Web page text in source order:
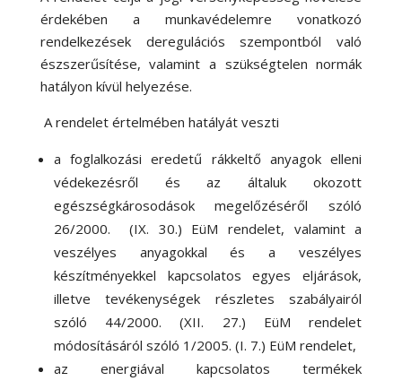
érdekében a munkavédelemre vonatkozó
rendelkezések deregulációs szempontból való
észszerűsítése, valamint a szükségtelen normák
hatályon kívül helyezése.
A rendelet értelmében hatályát veszti
a foglalkozási eredetű rákkeltő anyagok elleni
védekezésről és az általuk okozott
egészségkárosodások megelőzéséről szóló
26/2000. (IX. 30.) EüM rendelet, valamint a
veszélyes anyagokkal és a veszélyes
készítményekkel kapcsolatos egyes eljárások,
illetve tevékenységek részletes szabályairól
szóló 44/2000. (XII. 27.) EüM rendelet
módosításáról szóló 1/2005. (I. 7.) EüM rendelet,
az energiával kapcsolatos termékek